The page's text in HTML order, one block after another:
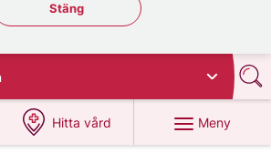
Stäng regionsväljaren
Stäng
Hitta vård
på 1177.se
Meny